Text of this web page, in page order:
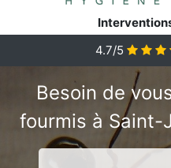
4.7/5
Besoin de
fourmis à Saint-